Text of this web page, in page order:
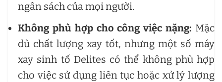
ngân sách của mọi người.
Không phù hợp cho công việc nặng: Mặc
dù chất lượng xay tốt, nhưng một số máy
xay sinh tố Delites có thể không phù hợp
cho việc sử dụng liên tục hoặc xử lý lượng